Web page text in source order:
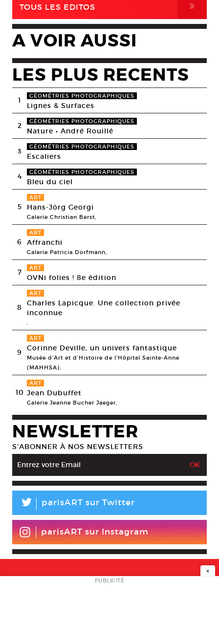
TOUS LES EDITOS ,
A VOIR AUSSI
LES PLUS RECENTS
1 GÉOMÉTRIES PHOTOGRAPHIQUES
Lignes & Surfaces
2 GÉOMÉTRIES PHOTOGRAPHIQUES
Nature • André Rouillé
3 GÉOMÉTRIES PHOTOGRAPHIQUES
Escaliers
4 GÉOMÉTRIES PHOTOGRAPHIQUES
Bleu du ciel
5
ART
Hans-Jörg Georgi
Galerie Christian Berst,
6
ART
Affranchi
Galerie Patricia Dorfmann,
7 ART
OVNi folies ! 8e édition
8
ART
Charles Lapicque. Une collection privée
inconnue
,
9
ART
Corinne Deville, un univers fantastique
Musée d’Art et d’Histoire de l’Hôpital Sainte-Anne
(MAHHSA),
10
ART
Jean Dubuffet
Galerie Jeanne Bucher Jaeger,
NEWSLETTER
S’ABONNER À NOS NEWSLETTERS
L parisART sur Twitter
parisART sur Instagram
NEWSLETTER
×
PUBLICITÉ